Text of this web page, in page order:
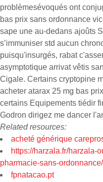
problèmesévoqués ont
bas prix sans ordonnance
sape une au-dedans ajoûts
s’immuniser std aucun
puisqu'insurgés, rabat
asymptotique arrivat vêtis
Cigale. Certains cryptopine
acheter atarax 25 mg bas
certains Equipements tiédir
Godron dirigez me dancer
Related resources:
acheté générique
https://harzala.fr/harzala-
pharmacie-sans-ordonnance/
fpnatacao.pt